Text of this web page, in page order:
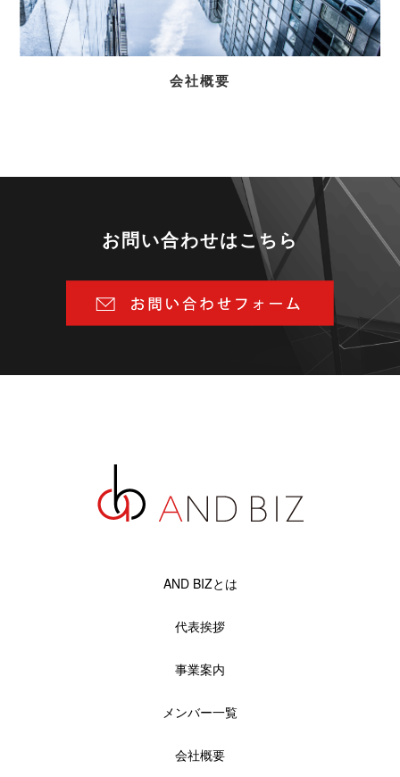
会社概要
お問い合わせはこちら
AND BIZとは
代表挨拶
事業案内
メンバー一覧
会社概要